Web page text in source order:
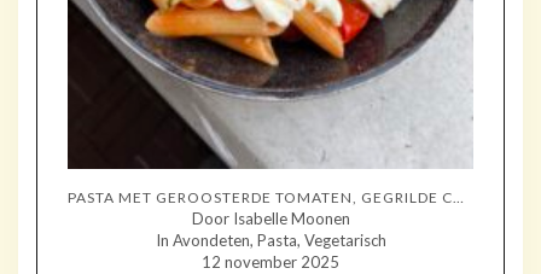
PASTA MET GEROOSTERDE TOMATEN, GEGRILDE COURGETTE EN MOZZARELLA
Door Isabelle Moonen
In Avondeten, Pasta, Vegetarisch
12 november 2025